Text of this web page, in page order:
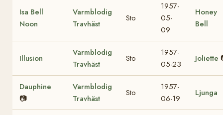
Isa Bell
Noon
Varmblodig
Travhäst
Sto
1957-
05-
09
Honey
Bell
Illusion
Varmblodig
Travhäst
Sto
1957-
05-23
Joliette
Dauphine
📷
Varmblodig
Travhäst
Sto
1957-
06-19
Ljunga